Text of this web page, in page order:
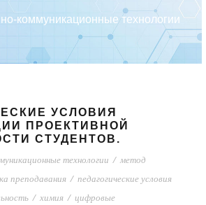
коммуникационные технологии
УСЛОВИЯ
ПРОЕКТИВНОЙ
СТУДЕНТОВ.
технологии / метод
преподавания / педагогические условия
/ химия / цифровые